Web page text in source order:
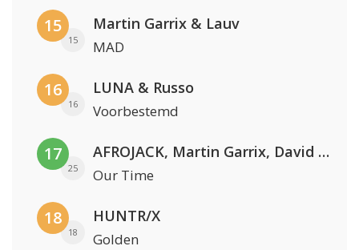
15
15
Martin Garrix & Lauv
MAD
16
16
LUNA & Russo
Voorbestemd
17
25
AFROJACK, Martin Garrix, David Guetta & Amél
Our Time
18
18
HUNTR/X
Golden